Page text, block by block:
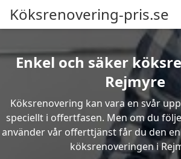
Köksrenovering-pris.se
Enkel och säker
Rejmyre
Köksrenovering kan vara en svår
speciellt i offertfasen. Men om du
använder vår offerttjänst får du den
köksrenoveringen i